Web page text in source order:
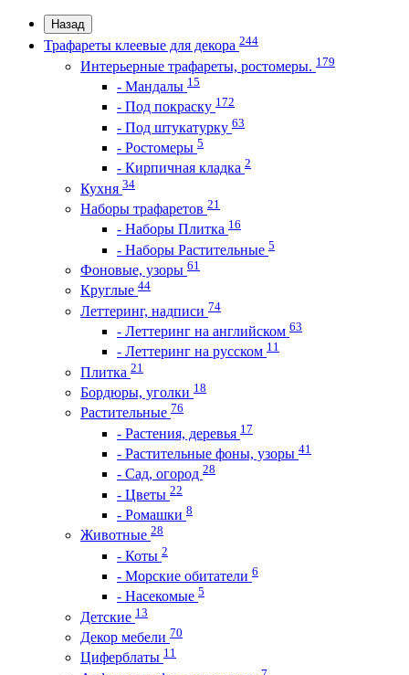
Назад
Трафареты клеевые для декора 244
Интерьерные трафареты, ростомеры. 179
- Мандалы 15
- Под покраску 172
- Под штукатурку 63
- Ростомеры 5
- Кирпичная кладка 2
Кухня 34
Наборы трафаретов 21
- Наборы Плитка 16
- Наборы Растительные 5
Фоновые, узоры 61
Круглые 44
Леттеринг, надписи 74
- Леттеринг на английском 63
- Леттеринг на русском 11
Плитка 21
Бордюры, уголки 18
Растительные 76
- Растения, деревья 17
- Растительные фоны, узоры 41
- Сад, огород 28
- Цветы 22
- Ромашки 8
Животные 28
- Коты 2
- Морские обитатели 6
- Насекомые 5
Детские 13
Декор мебели 70
Циферблаты 11